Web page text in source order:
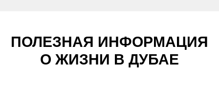
ПОЛЕЗНАЯ ИНФОРМАЦИЯ
О ЖИЗНИ В ДУБАЕ